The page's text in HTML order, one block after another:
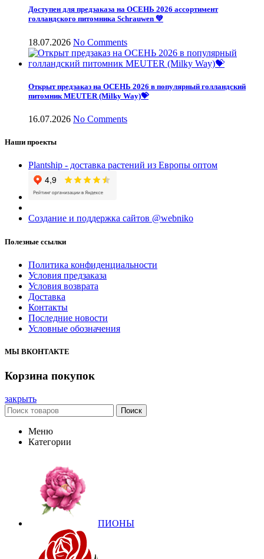
Доступен для предзаказа на ОСЕНЬ 2026 ассортимент
голландского питомника Schrauwen 💚
18.07.2026 No Comments
Открыт предзаказ на ОСЕНЬ 2026 в популярный голландский
питомник MEUTER (Milky Way)💝
16.07.2026 No Comments
Наши проекты
Plantship - доставка растений из Европы оптом
Создание и поддержка сайтов @webniko
Полезные ссылки
Политика конфиденциальности
Условия предзаказа
Условия возврата
Доставка
Контакты
Последние новости
Условные обозначения
МЫ ВКОНТАКТЕ
Корзина покупок
закрыть
Поиск
Меню
Категории
ПИОНЫ